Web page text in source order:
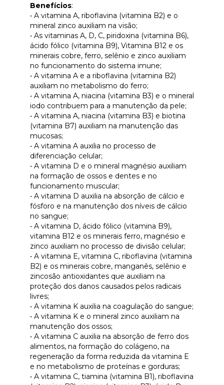
Benefícios:
• A vitamina A, riboflavina (vitamina B2) e o
mineral zinco auxiliam na visão;
• As vitaminas A, D, C, piridoxina (vitamina B6),
ácido fólico (vitamina B9), Vitamina B12 e os
minerais cobre, ferro, selênio e zinco auxiliam
no funcionamento do sistema imune;
• A vitamina A e a riboflavina (vitamina B2)
auxiliam no metabolismo do ferro;
• A vitamina A, niacina (vitamina B3) e o mineral
iodo contribuem para a manutenção da pele;
• A vitamina A, niacina (vitamina B3) e biotina
(vitamina B7) auxiliam na manutenção das
mucosas;
• A vitamina A auxilia no processo de
diferenciação celular;
• A vitamina D e o mineral magnésio auxiliam
na formação de ossos e dentes e no
funcionamento muscular;
• A vitamina D auxilia na absorção de cálcio e
fósforo e na manutenção dos níveis de cálcio
no sangue;
• A vitamina D, ácido fólico (vitamina B9),
vitamina B12 e os minerais ferro, magnésio e
zinco auxiliam no processo de divisão celular;
• A vitamina E, vitamina C, riboflavina (vitamina
B2) e os minerais cobre, manganês, selênio e
zincosão antioxidantes que auxiliam na
proteção dos danos causados pelos radicais
livres;
• A vitamina K auxilia na coagulação do sangue;
• A vitamina K e o mineral zinco auxiliam na
manutenção dos ossos;
• A vitamina C auxilia na absorção de ferro dos
alimentos, na formação do colágeno, na
regeneração da forma reduzida da vitamina E
e no metabolismo de proteínas e gorduras;
• A vitamina C, tiamina (vitamina B1), riboflavina